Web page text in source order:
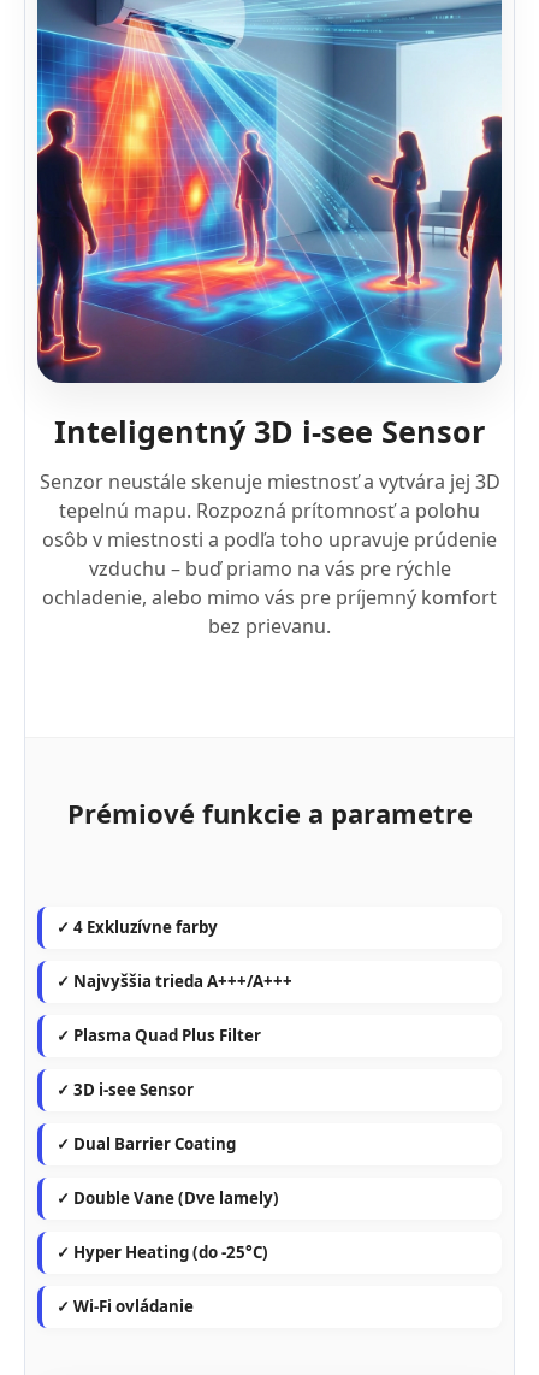
Inteligentný 3D i-see Sensor
Senzor neustále skenuje miestnosť a vytvára jej 3D
tepelnú mapu. Rozpozná prítomnosť a polohu
osôb v miestnosti a podľa toho upravuje prúdenie
vzduchu – buď priamo na vás pre rýchle
ochladenie, alebo mimo vás pre príjemný komfort
bez prievanu.
Prémiové funkcie a parametre
✓ 4 Exkluzívne farby
✓ Najvyššia trieda A+++/A+++
✓ Plasma Quad Plus Filter
✓ 3D i-see Sensor
✓ Dual Barrier Coating
✓ Double Vane (Dve lamely)
✓ Hyper Heating (do -25°C)
✓ Wi-Fi ovládanie